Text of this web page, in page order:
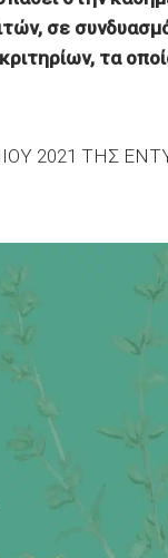
σε
τα
2021 ΤΗΣ